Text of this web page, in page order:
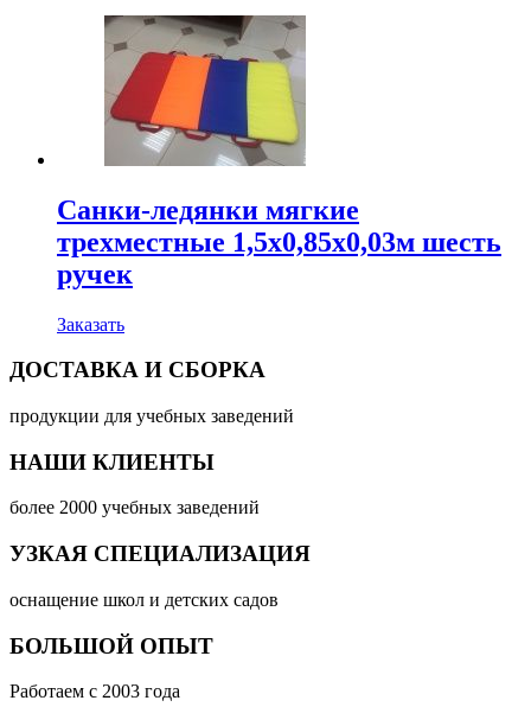
Санки-ледянки мягкие
трехместные 1,5х0,85х0,03м шесть
ручек
Заказать
ДОСТАВКА И СБОРКА
продукции для учебных заведений
НАШИ КЛИЕНТЫ
более 2000 учебных заведений
УЗКАЯ СПЕЦИАЛИЗАЦИЯ
оснащение школ и детских садов
БОЛЬШОЙ ОПЫТ
Работаем с 2003 года